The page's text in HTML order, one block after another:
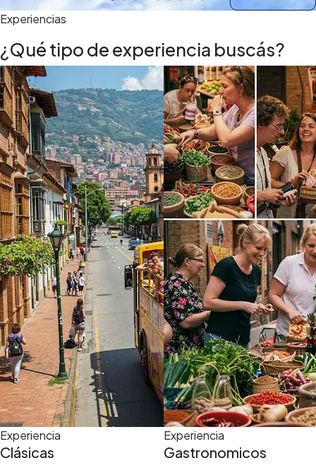
5,0(5)
8 h
Experiencias
¿Qué tipo de experiencia buscás?
Experiencia
Clásicas
Experiencia
Gastronomicos